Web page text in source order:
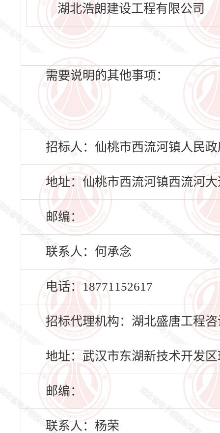
湖北浩朗建设工程有限公司
需要说明的其他事项：
招标人：仙桃市西流河镇人民
地址：仙桃市西流河镇西流河大
邮编：
联系人：何承念
电话：18771152617
招标代理机构：湖北盛唐工程咨
地址：武汉市东湖新技术开发
邮编：
联系人：杨荣